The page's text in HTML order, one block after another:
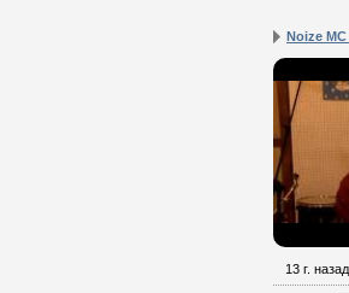
Noize
13 г. назад